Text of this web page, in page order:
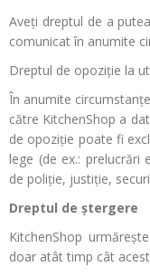
Aveți dreptul de a
comunicat în anumite
Dreptul de opoziție la
În anumite
către KitchenShop a
de opoziţie poate fi
lege (de ex.: prelucrări
de poliţie, justiţie,
Dreptul de ștergere
KitchenShop
doar atât timp cât